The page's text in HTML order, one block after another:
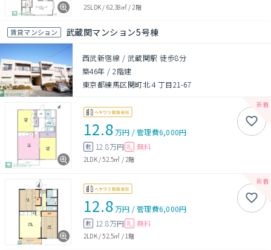
2SLDK / 62.38㎡/2階
賃貸マンション 武蔵関マンション5号棟
西武新宿線 / 武蔵関駅 徒歩8分
築46年 /2階建
東京都練馬区関町北４丁目21-67
12.8万円 /管理費6,000円
敷 12.8万円 礼 無料
2LDK/52.5㎡ /2階
12.8万円 /管理費6,000円
敷 12.8万円 礼 無料
2LDK/52.5㎡ /1階